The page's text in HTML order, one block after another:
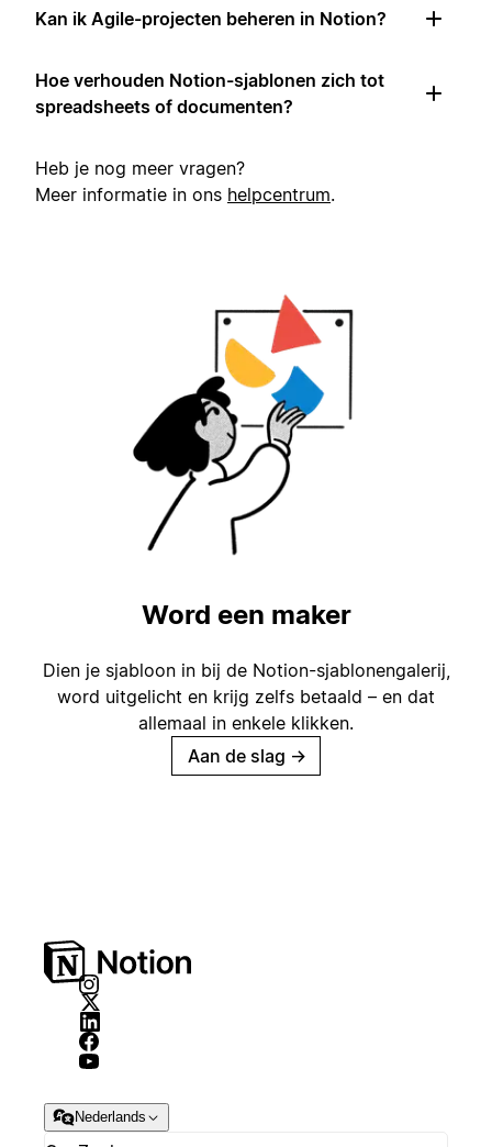
Kan ik Agile-projecten beheren in Notion?
Hoe verhouden Notion-sjablonen zich tot
spreadsheets of documenten?
Heb je nog meer vragen?
Meer informatie in ons helpcentrum.
Word een maker
Dien je sjabloon in bij de Notion-sjablonengalerij,
word uitgelicht en krijg zelfs betaald – en dat
allemaal in enkele klikken.
Aan de slag →
Nederlands